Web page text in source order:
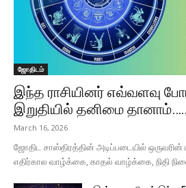
ஜோதிடம்
இந்த ராசியினர் எவ்வளவு
இறுதியில் தனிமை
March 16, 2026
ஜோதிட சாஸ்திரத்தின் அடிப்படையில் ஒருவரின்
எதிர்கால வாழ்க்கை, காதல் வாழ்க்கை, நிதி